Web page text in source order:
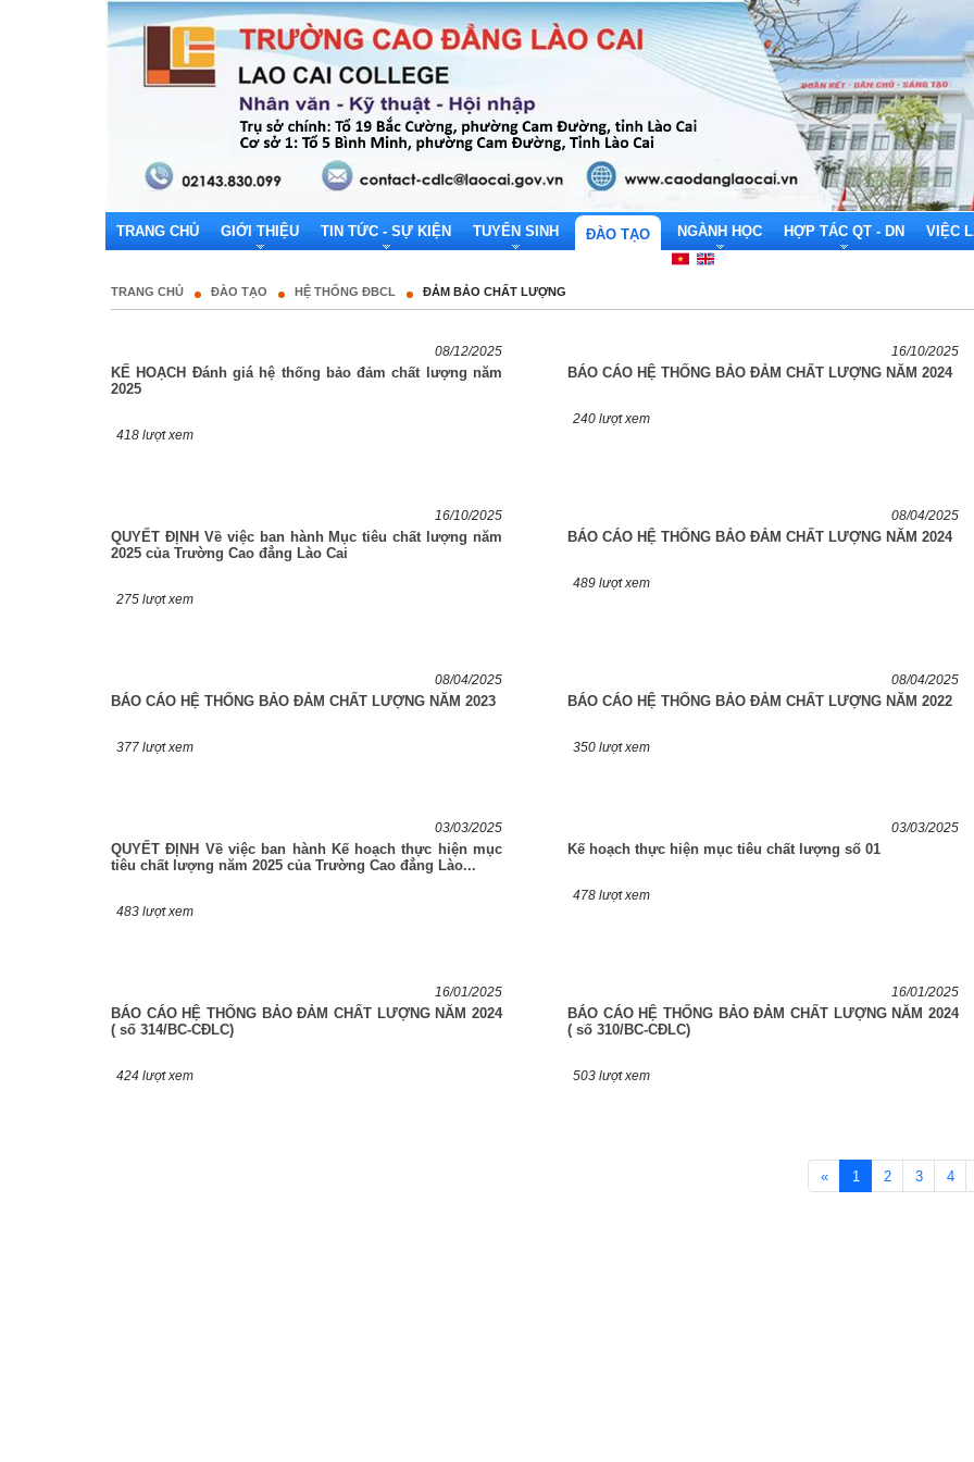
TRANG CHỦ GIỚI THIỆU TIN TỨC - SỰ KIỆN TUYỂN SINH ĐÀO TẠO NGÀNH HỌC HỢP TÁC QT - DN VIỆC
TRANG CHỦ ĐÀO TẠO HỆ THỐNG ĐBCL ĐẢM BẢO CHẤT LƯỢNG
08/12/2025
KẾ HOẠCH Đánh giá hệ thống bảo đảm chất lượng năm
2025
418 lượt xem
16/10/2025
BÁO CÁO HỆ THỐNG BẢO ĐẢM CHẤT LƯỢNG NĂM 2024
240 lượt xem
16/10/2025
QUYẾT ĐỊNH Về việc ban hành Mục tiêu chất lượng năm
2025 của Trường Cao đẳng Lào Cai
275 lượt xem
08/04/2025
BÁO CÁO HỆ THỐNG BẢO ĐẢM CHẤT LƯỢNG NĂM 2024
489 lượt xem
08/04/2025
BÁO CÁO HỆ THỐNG BẢO ĐẢM CHẤT LƯỢNG NĂM 2023
377 lượt xem
08/04/2025
BÁO CÁO HỆ THỐNG BẢO ĐẢM CHẤT LƯỢNG NĂM 2022
350 lượt xem
03/03/2025
QUYẾT ĐỊNH Về việc ban hành Kế hoạch thực hiện mục
tiêu chất lượng năm 2025 của Trường Cao đẳng Lào...
483 lượt xem
03/03/2025
Kế hoạch thực hiện mục tiêu chất lượng số 01
478 lượt xem
16/01/2025
BÁO CÁO HỆ THỐNG BẢO ĐẢM CHẤT LƯỢNG NĂM 2024
( số 314/BC-CĐLC)
424 lượt xem
16/01/2025
BÁO CÁO HỆ THỐNG BẢO ĐẢM CHẤT LƯỢNG NĂM 2024
( số 310/BC-CĐLC)
503 lượt xem
« 1 2 3 4